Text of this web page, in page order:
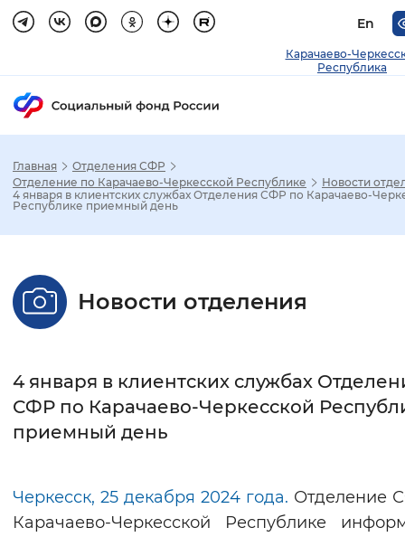
En
Карачаево-
Республика
Стандартный Увеличенный
Без засечек С засечками
Интервал между буквами
Цвет сайта
Главная
Отделения СФР
Отделение по Карачаево-Черкесской Республике
Новости
4 января в клиентских службах Отделения СФР по Карачаево-
Республике приемный день
Новости отделения
4 января в клиентских службах
СФР по Карачаево-Черкесской
приемный день
Черкесск, 25 декабря 2024 года. Отделение
Карачаево-Черкесской Республике